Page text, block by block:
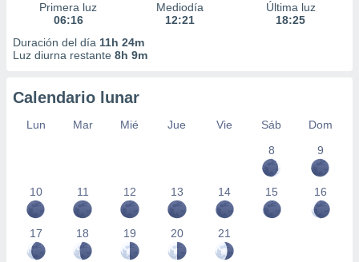
Primera luz
06:16
Mediodía
12:21
Última luz
18:25
Duración del día 11h 24m
Luz diurna restante 8h 9m
Calendario lunar
Lun Mar Mié Jue Vie Sáb
Dom
8
9
10 11 12 13 14 15 16
17 18 19 20 21